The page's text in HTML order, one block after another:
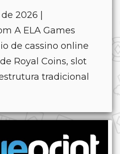
2026 |
A ELA Games
de cassino online
Royal Coins, slot
tradicional